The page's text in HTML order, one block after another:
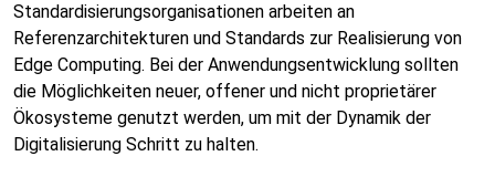
Standardisierungsorganisationen arbeiten an
Referenzarchitekturen und Standards zur Realisierung von
Edge Computing. Bei der Anwendungsentwicklung sollten
die Möglichkeiten neuer, offener und nicht proprietärer
Ökosysteme genutzt werden, um mit der Dynamik der
Digitalisierung Schritt zu halten.